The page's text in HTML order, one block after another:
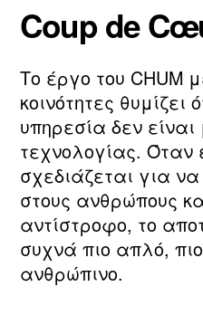
Coup de
Το έργο του CHUM
κοινότητες θυμίζει
υπηρεσία δεν
τεχνολογίας. Όταν
σχεδιάζεται για
στους ανθρώπους
αντίστροφο, το
συχνά πιο απλό,
ανθρώπινο.